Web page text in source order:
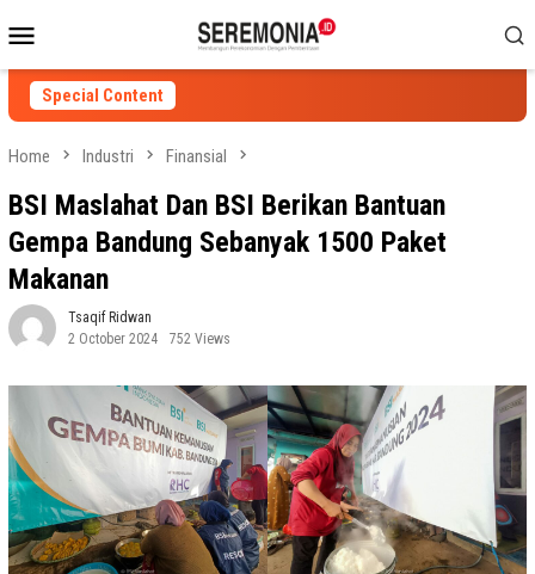
to
contentMenu
Special Content
Home Industri Finansial
BSI Maslahat Dan BSI Berikan Bantuan
Gempa Bandung Sebanyak 1500 Paket
Makanan
Tsaqif Ridwan
2 October 2024
752 Views